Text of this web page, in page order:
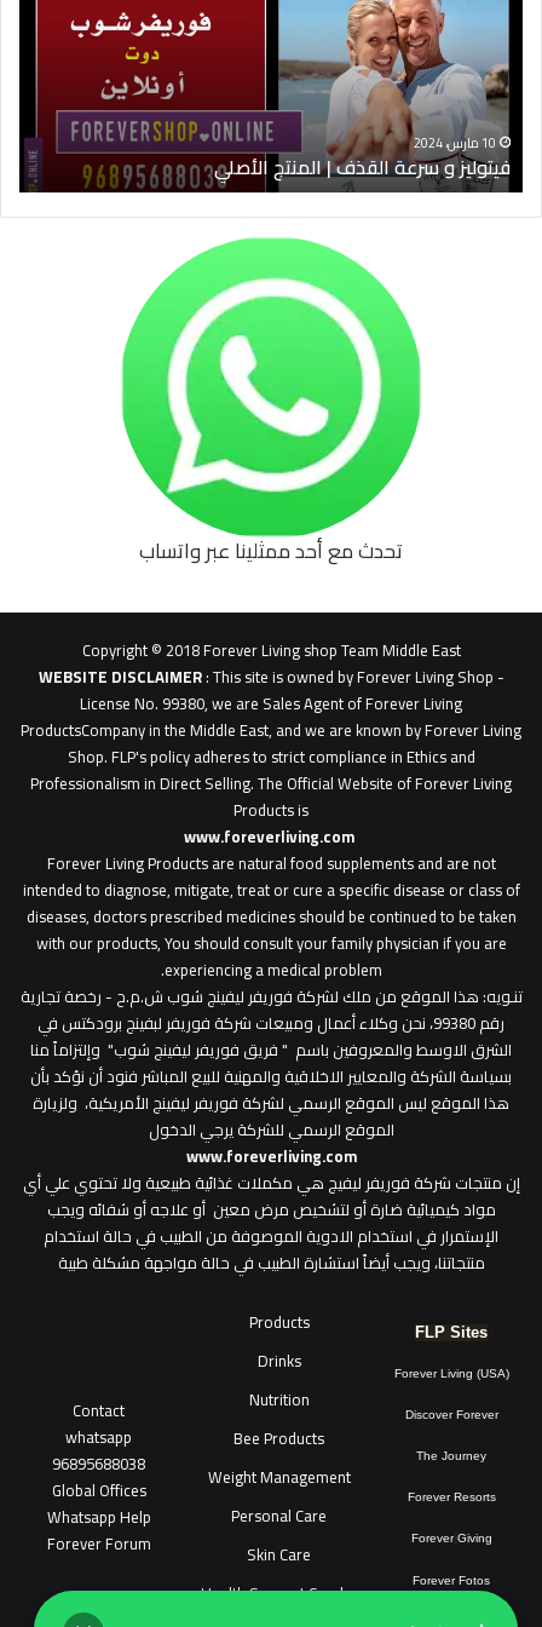
القذف
المنتج
الأصلي
10 مارس، 2024
فيتوليز و سرعة القذف | المنتج الأصلي
تحدث مع أحد ممثلينا عبر واتساب
Copyright © 2018 Forever Living shop Team Middle East
WEBSITE DISCLAIMER: This site is owned by Forever Living Shop -
License No. 99380, we are Sales Agent of Forever Living
ProductsCompany in the Middle East, and we are known by Forever Living
Shop. FLP's policy adheres to strict compliance in Ethics and
Professionalism in Direct Selling. The Official Website of Forever Living
Products is
www.foreverliving.com
Forever Living Products are natural food supplements and are not
intended to diagnose, mitigate, treat or cure a specific disease or class of
diseases, doctors prescribed medicines should be continued to be taken
with our products, You should consult your family physician if you are
experiencing a medical problem.
تنـويه: هذا الموقع من ملك لشركة فوريفر ليفينج شوب ش.م.ح - رخصة تجارية
رقم 99380، نحن وكلاء أعمال ومبيعات شركة فوريفر لبفينج برودكتس في
الشرق الاوسط والمعروفين باسم " فريق فوريفر ليفينج شوب" وإلتزاماً منا
بسياسة الشركة والمعايير الاخلاقية والمهنية للبيع المباشر فنود أن نؤكد بأن
هذا الموقع ليس الموقع الرسمي لشركة فوريفر ليفينج الأمريكية، ولزيارة
الموقع الرسمي للشركة يرجي الدخول
www.foreverliving.com
​إن منتجات شركة فوريفر ليفيج هي مكملات غذائية طبيعية ولا تحتوي علي أي
مواد كيميائية ضارة أو لتشخيص مرض معين أو علاجه أو شفائه ويجب
الإستمرار في استخدام الادوية الموصوفة من الطبيب في حالة استخدام
منتجاتنا، ويجب أيضاً استشارة الطبيب في حالة مواجهة مشكلة طبية
FLP Sites
Forever Living (USA)
Discover Forever
The Journey
Forever Resorts
Forever Giving
Forever Fotos
Products
Drinks
Nutrition
Bee Products
Weight Management
Personal Care
Skin Care
Health Support Combo
Contact
whatsapp
96895688038
Global Offices
Whatsapp Help
Forever Forum